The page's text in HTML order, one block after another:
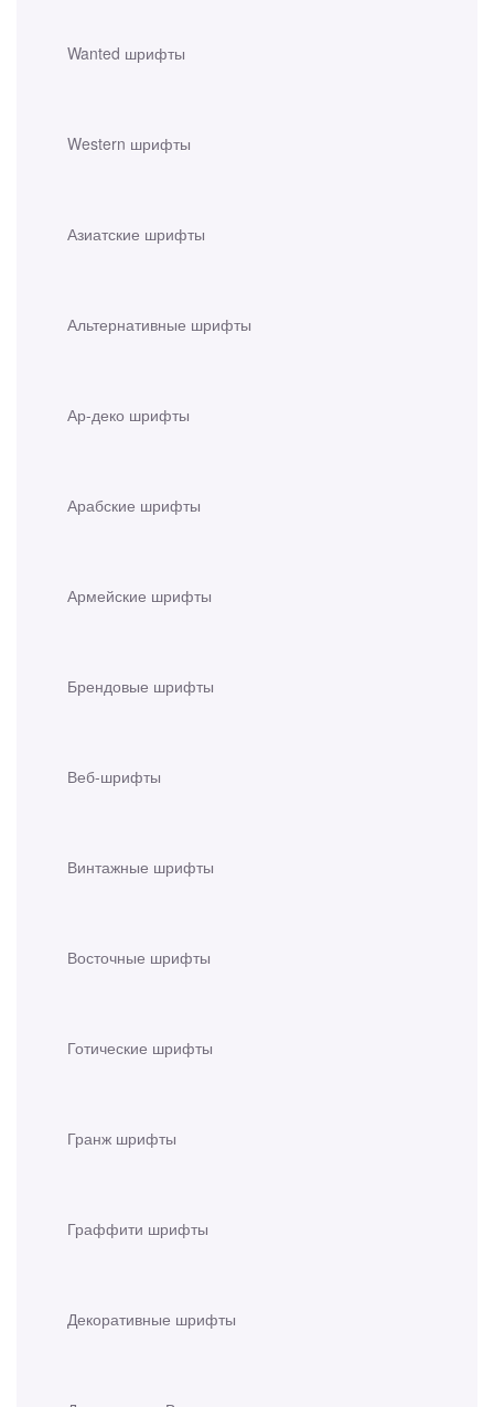
Wanted шрифты
Western шрифты
Азиатские шрифты
Альтернативные шрифты
Ар-деко шрифты
Арабские шрифты
Армейские шрифты
Брендовые шрифты
Веб-шрифты
Винтажные шрифты
Восточные шрифты
Готические шрифты
Гранж шрифты
Граффити шрифты
Декоративные шрифты